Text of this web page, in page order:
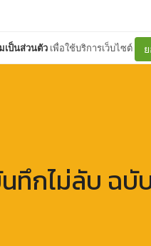
เป็นส่วนตัว เพื่อใช้บริการเว็บไซต์
นทึกไม่ลับ ฉ